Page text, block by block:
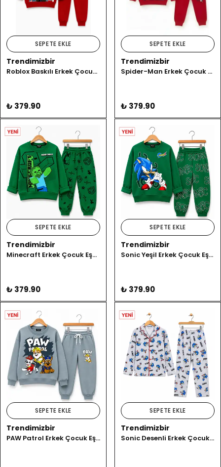
SEPETE EKLE
Trendimizbir
Roblox Baskılı Erkek Çocuk Eşofman Takımı
₺ 379.90
SEPETE EKLE
Trendimizbir
Spider-Man Erkek Çocuk Eşofman Takımı
₺ 379.90
SEPETE EKLE
Trendimizbir
Minecraft Erkek Çocuk Eşofman Takımı
₺ 379.90
SEPETE EKLE
Trendimizbir
Sonic Yeşil Erkek Çocuk Eşofman Takımı
₺ 379.90
SEPETE EKLE
Trendimizbir
PAW Patrol Erkek Çocuk Eşofman Takımı
SEPETE EKLE
Trendimizbir
Sonic Desenli Erkek Çocuk Pijama Takımı